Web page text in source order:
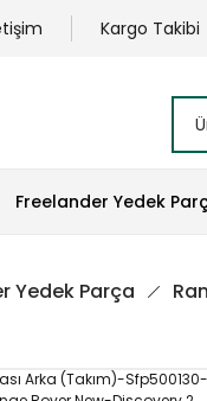
Kargo Takibi
Freelander Yedek
Yedek Parça